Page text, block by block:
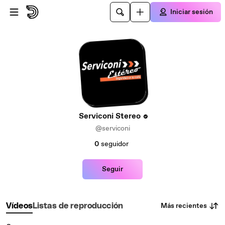
Saltar al contenido principal
Iniciar sesión
Serviconi Stereo
@serviconi
0 seguidor
Seguir
VídeosListas de reproducción Más recientes